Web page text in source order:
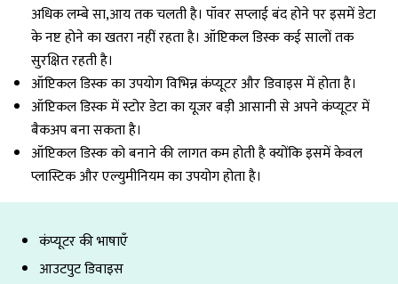
कंप्यूटर की भाषाएँ
आउटपुट डिवाइस
अधिक लम्बे सा,आय तक चलती है। पॉवर सप्लाई बंद होने पर इसमें डेटा
के नष्ट होने का खतरा नहीं रहता है। ऑप्टिकल डिस्क कई सालों तक
सुरक्षित रहती है।
ऑप्टिकल डिस्क का उपयोग विभिन्न कंप्यूटर और डिवाइस में होता है।
ऑप्टिकल डिस्क में स्टोर डेटा का यूजर बड़ी आसानी से अपने कंप्यूटर में
बैकअप बना सकता है।
ऑप्टिकल डिस्क को बनाने की लागत कम होती है क्योंकि इसमें केवल
प्लास्टिक और एल्युमीनियम का उपयोग होता है।